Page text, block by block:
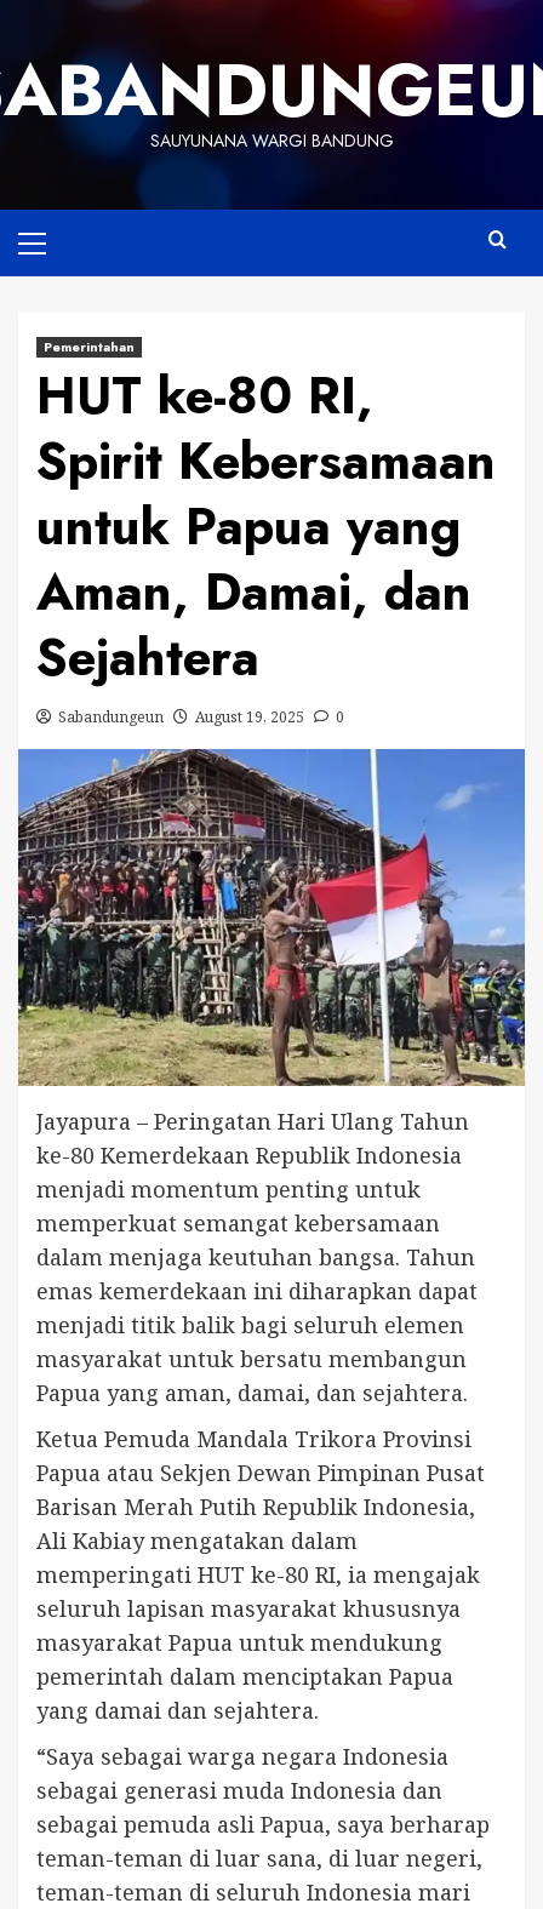
content
SAUYUNANA WARGI BANDUNG
Menu
Pemerintahan
HUT ke-80 RI,
Spirit Kebersamaan
untuk Papua yang
Aman, Damai, dan
Sejahtera
Sabandungeun August 19, 2025 0
Jayapura – Peringatan Hari Ulang Tahun
ke-80 Kemerdekaan Republik Indonesia
menjadi momentum penting untuk
memperkuat semangat kebersamaan
dalam menjaga keutuhan bangsa. Tahun
emas kemerdekaan ini diharapkan dapat
menjadi titik balik bagi seluruh elemen
masyarakat untuk bersatu membangun
Papua yang aman, damai, dan sejahtera.
Ketua Pemuda Mandala Trikora Provinsi
Papua atau Sekjen Dewan Pimpinan Pusat
Barisan Merah Putih Republik Indonesia,
Ali Kabiay mengatakan dalam
memperingati HUT ke-80 RI, ia mengajak
seluruh lapisan masyarakat khususnya
masyarakat Papua untuk mendukung
pemerintah dalam menciptakan Papua
yang damai dan sejahtera.
“Saya sebagai warga negara Indonesia
sebagai generasi muda Indonesia dan
sebagai pemuda asli Papua, saya berharap
teman-teman di luar sana, di luar negeri,
teman-teman di seluruh Indonesia mari